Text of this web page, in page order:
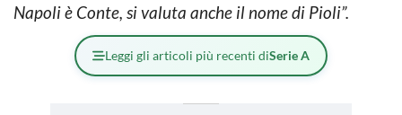
Napoli è Conte, si valuta anche il nome di Pioli”.
Leggi gli articoli più recenti diSerie A